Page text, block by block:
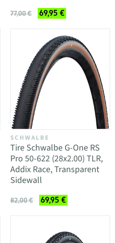
77,00 € 69,95 €
SCHWALBE
Tire Schwalbe G-One RS
Pro 50-622 (28x2.00) TLR,
Addix Race, Transparent
Sidewall
82,00 € 69,95 €